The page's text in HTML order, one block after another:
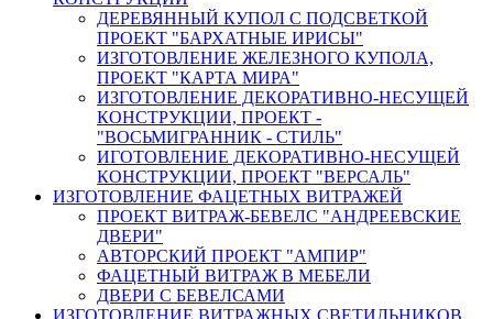
ДЕРЕВЯННЫЙ КУПОЛ С ПОДСВЕТКОЙ
ПРОЕКТ "БАРХАТНЫЕ ИРИСЫ"
ИЗГОТОВЛЕНИЕ ЖЕЛЕЗНОГО КУПОЛА,
ПРОЕКТ "КАРТА МИРА"
ИЗГОТОВЛЕНИЕ ДЕКОРАТИВНО-НЕСУЩЕЙ
КОНСТРУКЦИИ, ПРОЕКТ -
"ВОСЬМИГРАННИК - СТИЛЬ"
ИГОТОВЛЕНИЕ ДЕКОРАТИВНО-НЕСУЩЕЙ
КОНСТРУКЦИИ, ПРОЕКТ "ВЕРСАЛЬ"
ИЗГОТОВЛЕНИЕ ФАЦЕТНЫХ ВИТРАЖЕЙ
ПРОЕКТ ВИТРАЖ-БЕВЕЛС "АНДРЕЕВСКИЕ
ДВЕРИ"
АВТОРСКИЙ ПРОЕКТ "АМПИР"
ФАЦЕТНЫЙ ВИТРАЖ В МЕБЕЛИ
ДВЕРИ С БЕВЕЛСАМИ
ИЗГОТОВЛЕНИЕ ВИТРАЖНЫХ СВЕТИЛЬНИКОВ